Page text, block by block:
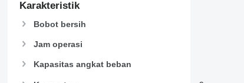
906
907
Karakteristik
Bobot bersih
Jam operasi
Kapasitas angkat beban